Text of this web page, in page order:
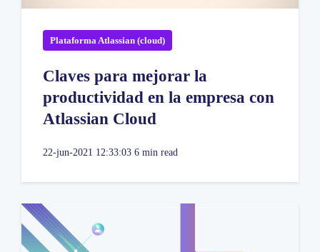
Plataforma Atlassian (cloud)
Claves para mejorar la
productividad en la empresa con
Atlassian Cloud
22-jun-2021 12:33:03 6 min read